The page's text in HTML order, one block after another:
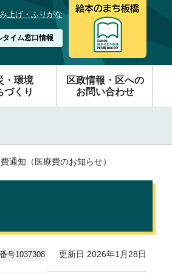
上げ・ふりがな
タイム窓口情報
・環境
づくり
区政情報・区への
お問い合わせ
通知（医療費のお知らせ）
号1037308 更新日 2026年1月28日